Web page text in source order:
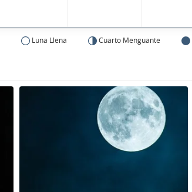
Luna Llena Cuarto Menguante